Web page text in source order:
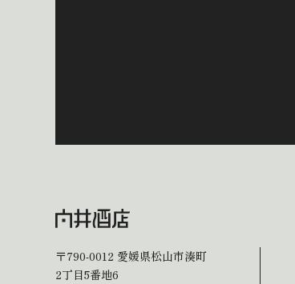
〒790-0012 愛媛県松山市湊町
2丁目5番地6